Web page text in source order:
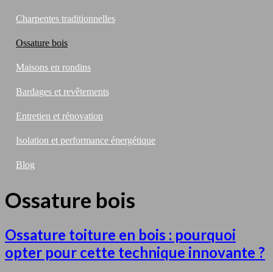
Charpentes traditionnelles
Ossature bois
Maisons en rondins
Bardages et revêtements
Entretien et rénovation
Isolation et performance énergétique
Blog
Ossature bois
Ossature toiture en bois : pourquoi
opter pour cette technique innovante ?